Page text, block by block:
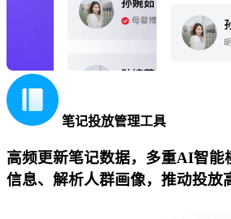
笔记投放管理工具
高频更新笔记数据，多重AI智能
信息、解析人群画像，推动投放